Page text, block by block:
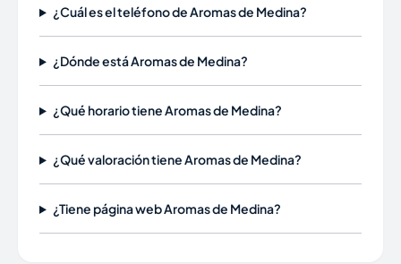
¿Cuál es el teléfono de Aromas de Medina?
¿Dónde está Aromas de Medina?
¿Qué horario tiene Aromas de Medina?
¿Qué valoración tiene Aromas de Medina?
¿Tiene página web Aromas de Medina?